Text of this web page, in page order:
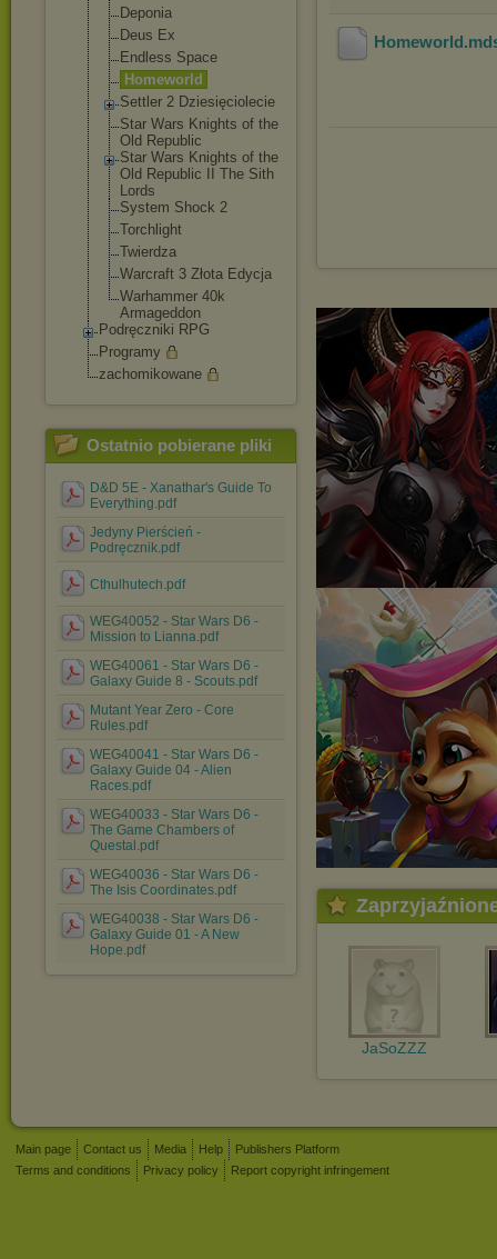
Deponia
Deus Ex
Endless Space
Homeworld
Settler 2 Dziesięciolecie
Star Wars Knights of the
Old Republic
Star Wars Knights of the
Old Republic II The Sith
Lords
System Shock 2
Torchlight
Twierdza
Warcraft 3 Złota Edycja
Warhammer 40k
Armageddon
Podręczniki RPG
Programy
zachomikowane
Ostatnio pobierane pliki
D&D 5E - Xanathar's Guide To
Everything.pdf
Jedyny Pierścień -
Podręcznik.pdf
Cthulhutech.pdf
WEG40052 - Star Wars D6 -
Mission to Lianna.pdf
WEG40061 - Star Wars D6 -
Galaxy Guide 8 - Scouts.pdf
Mutant Year Zero - Core
Rules.pdf
WEG40041 - Star Wars D6 -
Galaxy Guide 04 - Alien
Races.pdf
WEG40033 - Star Wars D6 -
The Game Chambers of
Questal.pdf
WEG40036 - Star Wars D6 -
The Isis Coordinates.pdf
WEG40038 - Star Wars D6 -
Galaxy Guide 01 - A New
Hope.pdf
Homeworld
JaSoZZZ
Main page Contact us Media Help
Publishers Platform
Terms and conditions
Privacy policy Report copyright infringement